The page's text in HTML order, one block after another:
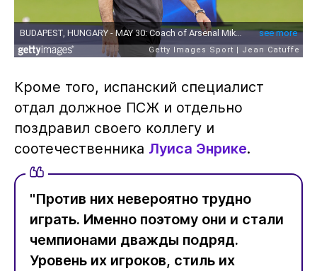
Кроме того, испанский специалист
отдал должное ПСЖ и отдельно
поздравил своего коллегу и
соотечественника Луиса Энрике.
"Против них невероятно трудно
играть. Именно поэтому они и стали
чемпионами дважды подряд.
Уровень их игроков, стиль их